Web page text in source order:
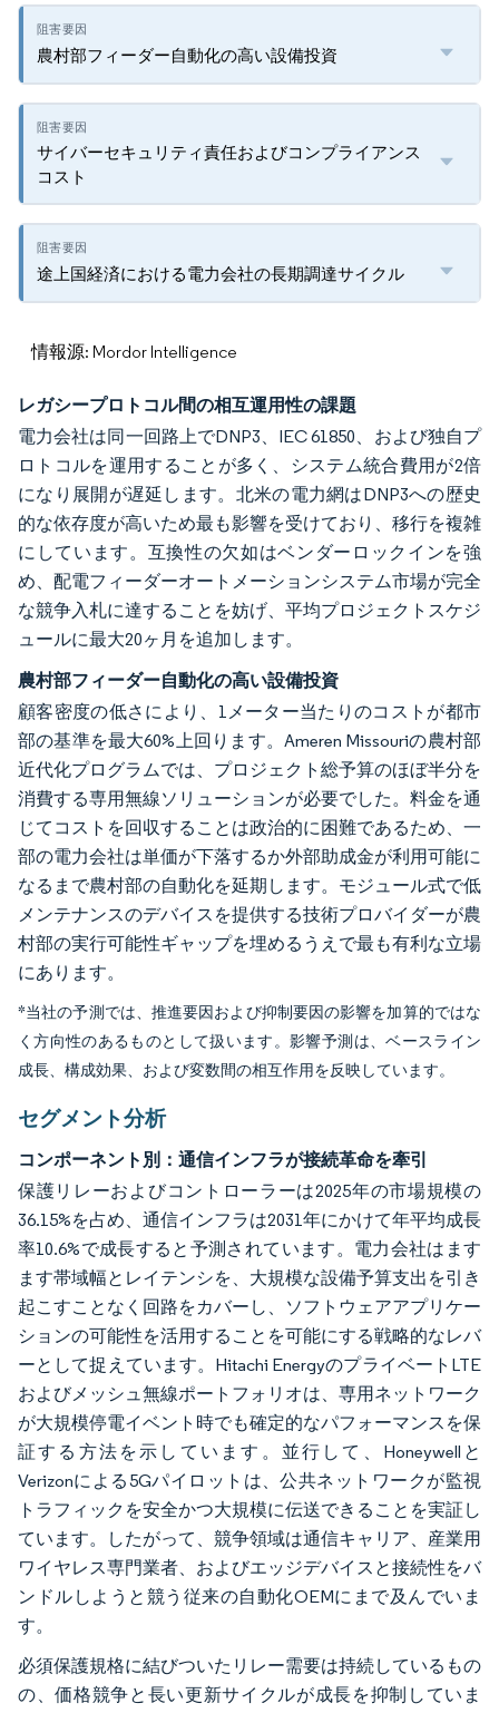
農村部フィーダー自動化の高い設備投資
サイバーセキュリティ責任およびコンプライアンス
コスト
途上国経済における電力会社の長期調達サイクル
情報源: Mordor Intelligence
レガシープロトコル間の相互運用性の課題
電力会社は同一回路上でDNP3、IEC 61850、および独自プ
ロトコルを運用することが多く、システム統合費用が2倍
になり展開が遅延します。北米の電力網はDNP3への歴史
的な依存度が高いため最も影響を受けており、移行を複雑
にしています。互換性の欠如はベンダーロックインを強
め、配電フィーダーオートメーションシステム市場が完全
な競争入札に達することを妨げ、平均プロジェクトスケジ
ュールに最大20ヶ月を追加します。
農村部フィーダー自動化の高い設備投資
顧客密度の低さにより、1メーター当たりのコストが都市
部の基準を最大60%上回ります。Ameren Missouriの農村部
近代化プログラムでは、プロジェクト総予算のほぼ半分を
消費する専用無線ソリューションが必要でした。料金を通
じてコストを回収することは政治的に困難であるため、一
部の電力会社は単価が下落するか外部助成金が利用可能に
なるまで農村部の自動化を延期します。モジュール式で低
メンテナンスのデバイスを提供する技術プロバイダーが農
村部の実行可能性ギャップを埋めるうえで最も有利な立場
にあります。
*当社の予測では、推進要因および抑制要因の影響を加算的ではな
く方向性のあるものとして扱います。影響予測は、ベースライン
成長、構成効果、および変数間の相互作用を反映しています。
セグメント分析
コンポーネント別：通信インフラが接続革命を牽引
保護リレーおよびコントローラーは2025年の市場規模の
36.15%を占め、通信インフラは2031年にかけて年平均成長
率10.6%で成長すると予測されています。電力会社はます
ます帯域幅とレイテンシを、大規模な設備予算支出を引き
起こすことなく回路をカバーし、ソフトウェアアプリケー
ションの可能性を活用することを可能にする戦略的なレバ
ーとして捉えています。Hitachi EnergyのプライベートLTE
およびメッシュ無線ポートフォリオは、専用ネットワーク
が大規模停電イベント時でも確定的なパフォーマンスを保
証する方法を示しています。並行して、Honeywellと
Verizonによる5Gパイロットは、公共ネットワークが監視
トラフィックを安全かつ大規模に伝送できることを実証し
ています。したがって、競争領域は通信キャリア、産業用
ワイヤレス専門業者、およびエッジデバイスと接続性をバ
ンドルしようと競う従来の自動化OEMにまで及んでいま
す。
必須保護規格に結びついたリレー需要は持続しているもの
の、価格競争と長い更新サイクルが成長を抑制していま